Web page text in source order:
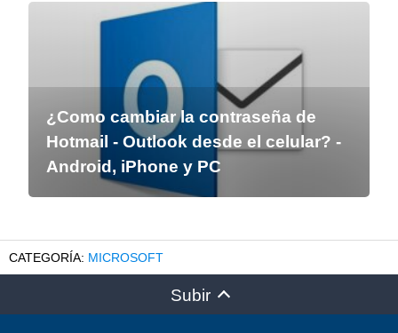
¿Como cambiar la contraseña de
Hotmail - Outlook desde el celular? -
Android, iPhone y PC
MICROSOFT
Subir